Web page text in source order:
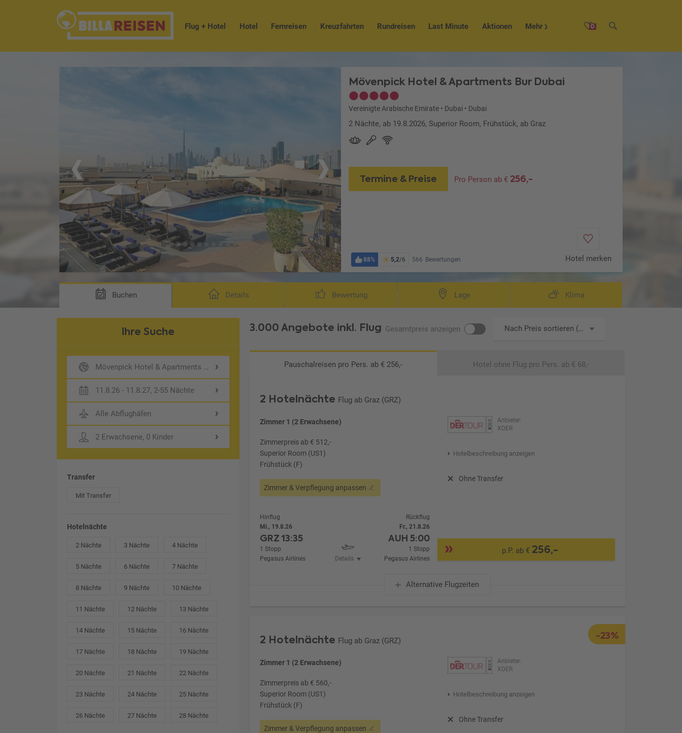
0
Flug + Hotel Hotel Fernreisen Kreuzfahrten Rundreisen Last Minute Aktionen Mehr
Wohnbeispiel Deluxe Room (Zimmercodierung UT1)
Mövenpick Hotel & Apartments Bur Dubai
Vereinigte Arabische Emirate • Dubai • Dubai
2 Nächte, ab 19.8.2026, Superior Room, Frühstück, ab Graz
Termine & Preise Pro Person ab €256,-
88% 5,2/6 566 Bewertungen Hotel merken
Buchen Details Bewertung Lage Klima
Ihre Suche
Mövenpick Hotel & Apartments Bur Dubai
11.8.26 - 11.8.27, 2-55 Nächte
Alle Abflughäfen
2 Erwachsene, 0 Kinder
Transfer
Mit Transfer
Hotelnächte
2 Nächte 3 Nächte 4 Nächte
5 Nächte 6 Nächte 7 Nächte
8 Nächte 9 Nächte 10 Nächte
11 Nächte 12 Nächte 13 Nächte
14 Nächte 15 Nächte 16 Nächte
17 Nächte 18 Nächte 19 Nächte
20 Nächte 21 Nächte 22 Nächte
23 Nächte 24 Nächte 25 Nächte
26 Nächte 27 Nächte 28 Nächte
3.000 Angebote inkl. Flug Gesamtpreis anzeigen Nach Preis sortieren (aufsteigend)
Pauschalreisen pro Pers. ab € 256,- Hotel ohne Flug pro Pers. ab € 68,-
2 Hotelnächte Flug ab Graz (GRZ)
Zimmer 1 (2 Erwachsene)
Zimmerpreis ab € 512,-
Superior Room (US1)
Frühstück (F)
Zimmer & Verpflegung anpassen
Anbieter:
XDER
Hotelbeschreibung anzeigen
Ohne Transfer
Hinflug
Mi., 19.8.26
GRZ13:35
1 Stopp
Pegasus Airlines
Details
Rückflug
Fr., 21.8.26
AUH5:00
1 Stopp
Pegasus Airlines
p.P. ab € 256,-
Alternative Flugzeiten
-23%
2 Hotelnächte Flug ab Graz (GRZ)
Zimmer 1 (2 Erwachsene)
Zimmerpreis ab € 560,-
Superior Room (US1)
Frühstück (F)
Zimmer & Verpflegung anpassen
Anbieter:
XDER
Hotelbeschreibung anzeigen
Ohne Transfer